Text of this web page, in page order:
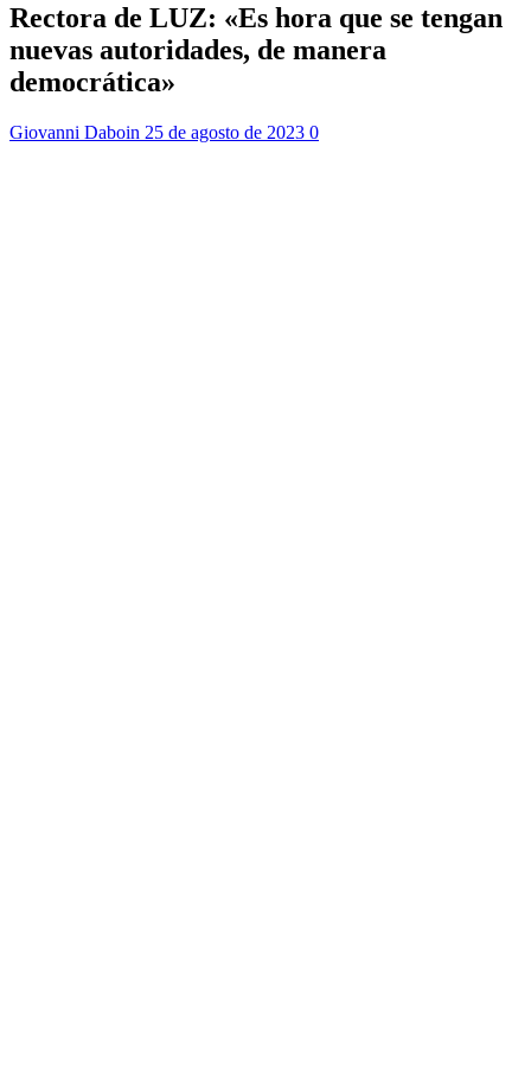
Rectora de LUZ: «Es hora que se tengan
nuevas autoridades, de manera
democrática»
Giovanni Daboin 25 de agosto de 2023 0